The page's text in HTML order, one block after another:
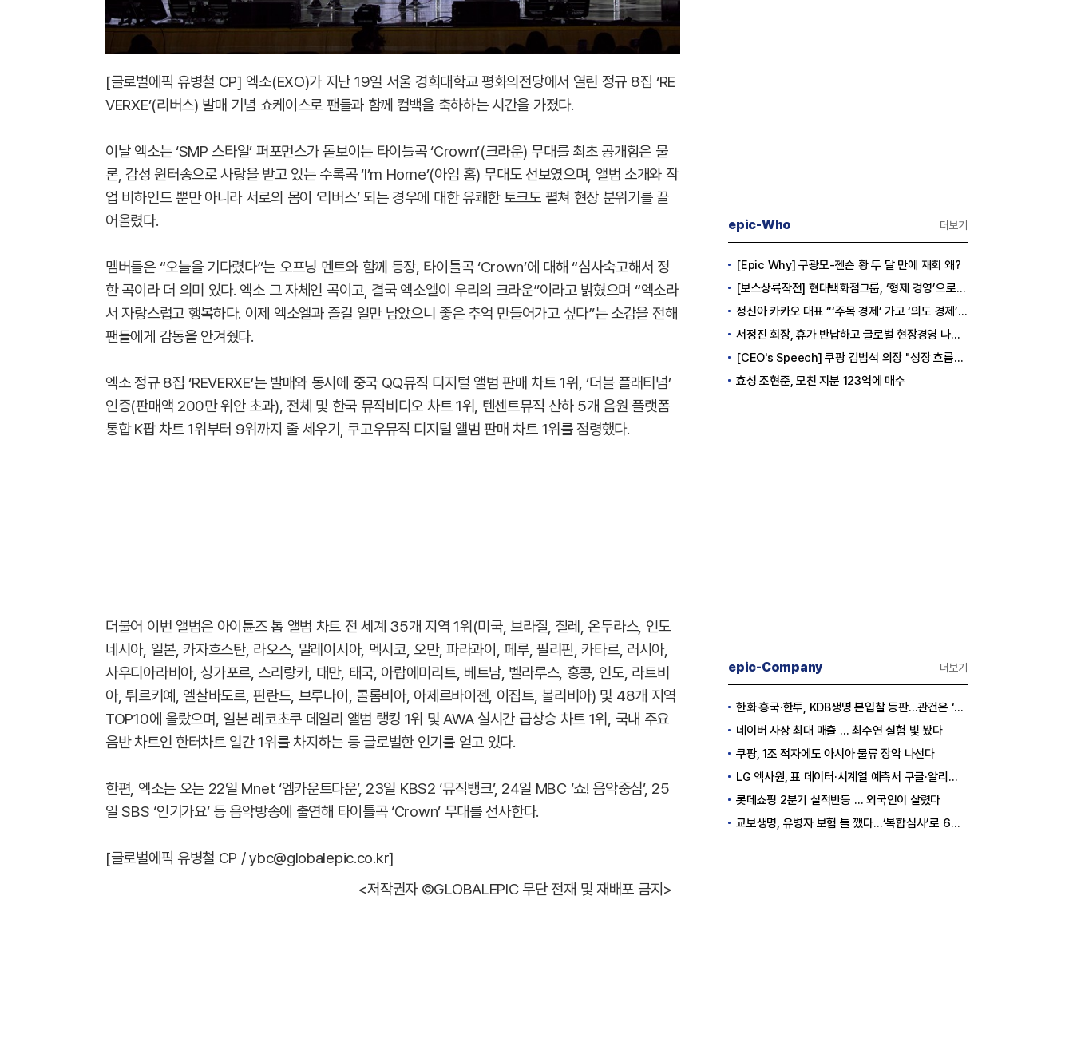
[글로벌에픽 유병철 CP] 엑소(EXO)가 지난 19일 서울 경희대학교 평화의전당에서 열린 정규 8집 ‘RE
VERXE’(리버스) 발매 기념 쇼케이스로 팬들과 함께 컴백을 축하하는 시간을 가졌다.
이날 엑소는 ‘SMP 스타일’ 퍼포먼스가 돋보이는 타이틀곡 ‘Crown’(크라운) 무대를 최초 공개함은 물
론, 감성 윈터송으로 사랑을 받고 있는 수록곡 ‘I’m Home’(아임 홈) 무대도 선보였으며, 앨범 소개와 작
업 비하인드 뿐만 아니라 서로의 몸이 ‘리버스’ 되는 경우에 대한 유쾌한 토크도 펼쳐 현장 분위기를 끌
어올렸다.
멤버들은 “오늘을 기다렸다”는 오프닝 멘트와 함께 등장, 타이틀곡 ‘Crown’에 대해 “심사숙고해서 정
한 곡이라 더 의미 있다. 엑소 그 자체인 곡이고, 결국 엑소엘이 우리의 크라운”이라고 밝혔으며 “엑소라
서 자랑스럽고 행복하다. 이제 엑소엘과 즐길 일만 남았으니 좋은 추억 만들어가고 싶다”는 소감을 전해
팬들에게 감동을 안겨줬다.
엑소 정규 8집 ‘REVERXE’는 발매와 동시에 중국 QQ뮤직 디지털 앨범 판매 차트 1위, ‘더블 플래티넘’
인증(판매액 200만 위안 초과), 전체 및 한국 뮤직비디오 차트 1위, 텐센트뮤직 산하 5개 음원 플랫폼
통합 K팝 차트 1위부터 9위까지 줄 세우기, 쿠고우뮤직 디지털 앨범 판매 차트 1위를 점령했다.
더불어 이번 앨범은 아이튠즈 톱 앨범 차트 전 세계 35개 지역 1위(미국, 브라질, 칠레, 온두라스, 인도
네시아, 일본, 카자흐스탄, 라오스, 말레이시아, 멕시코, 오만, 파라과이, 페루, 필리핀, 카타르, 러시아,
사우디아라비아, 싱가포르, 스리랑카, 대만, 태국, 아랍에미리트, 베트남, 벨라루스, 홍콩, 인도, 라트비
아, 튀르키예, 엘살바도르, 핀란드, 브루나이, 콜롬비아, 아제르바이젠, 이집트, 볼리비아) 및 48개 지역
TOP10에 올랐으며, 일본 레코초쿠 데일리 앨범 랭킹 1위 및 AWA 실시간 급상승 차트 1위, 국내 주요
음반 차트인 한터차트 일간 1위를 차지하는 등 글로벌한 인기를 얻고 있다.
한편, 엑소는 오는 22일 Mnet ‘엠카운트다운’, 23일 KBS2 ‘뮤직뱅크’, 24일 MBC ‘쇼! 음악중심’, 25
일 SBS ‘인기가요’ 등 음악방송에 출연해 타이틀곡 ‘Crown’ 무대를 선사한다.
[글로벌에픽 유병철 CP / ybc@globalepic.co.kr]
<저작권자 ©GLOBALEPIC 무단 전재 및 재배포 금지>
epic-Who 더보기
[Epic Why] 구광모-젠슨 황 두 달 만에 재회 왜?
[보스상륙작전] 현대백화점그룹, ‘형제 경영’으로 방향 틀었다
정신아 카카오 대표 “‘주목 경제’ 가고 ‘의도 경제’ 왔다”
서정진 회장, 휴가 반납하고 글로벌 현장경영 나선다
[CEO's Speech] 쿠팡 김범석 의장 "성장 흐름은 변하지 않았다"
효성 조현준, 모친 지분 123억에 매수
epic-Company 더보기
한화·흥국·한투, KDB생명 본입찰 등판…관건은 ‘산은 증자 규모’
네이버 사상 최대 매출 … 최수연 실험 빛 봤다
쿠팡, 1조 적자에도 아시아 물류 장악 나선다
LG 엑사원, 표 데이터·시계열 예측서 구글·알리바바 제쳤다
롯데쇼핑 2분기 실적반등 … 외국인이 살렸다
교보생명, 유병자 보험 틀 깼다…‘복합심사’로 6개월 독점권 획득